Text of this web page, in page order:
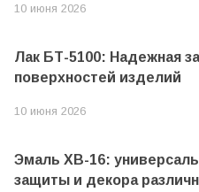
10 июня 2026
Лак БТ-5100: Надежная
поверхностей изделий
10 июня 2026
Эмаль ХВ-16:
защиты и декора